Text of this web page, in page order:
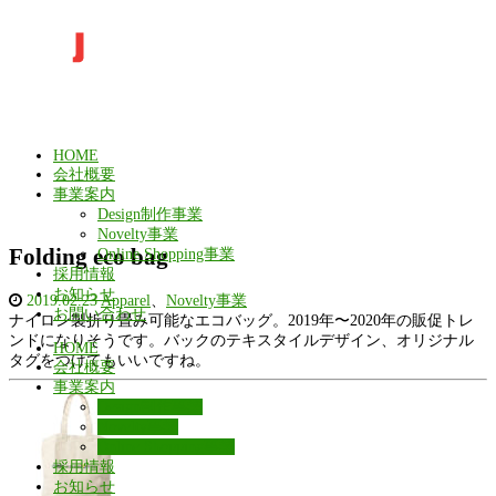
HOME
会社概要
事業案内
Design制作事業
Novelty事業
Online Shopping事業
採用情報
お知らせ
お問い合わせ
HOME
会社概要
事業案内
採用情報
お知らせ
Folding eco bag
2019.02.23 Apparel
Novelty事業
ナイロン製折り畳み可能なエコバッグ。2019年〜2020年の販促トレ
ンドになりそうです。バックのテキスタイルデザイン、オリジナル
タグをつけてもいいですね。